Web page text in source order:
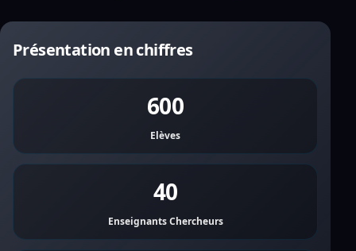
Présentation en chiffres
600
Elèves
40
Enseignants Chercheurs